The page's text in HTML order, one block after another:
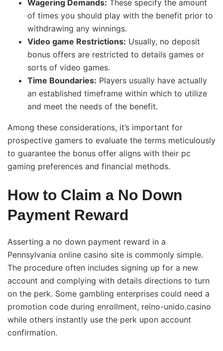
Wagering Demands: These specify the amount
of times you should play with the benefit prior to
withdrawing any winnings.
Video game Restrictions: Usually, no deposit
bonus offers are restricted to details games or
sorts of video games.
Time Boundaries: Players usually have actually
an established timeframe within which to utilize
and meet the needs of the benefit.
Among these considerations, it’s important for
prospective gamers to evaluate the terms meticulously
to guarantee the bonus offer aligns with their pc
gaming preferences and financial methods.
How to Claim a No Down
Payment Reward
Asserting a no down payment reward in a
Pennsylvania online casino site is commonly simple.
The procedure often includes signing up for a new
account and complying with details directions to turn
on the perk. Some gambling enterprises could need a
promotion code during enrollment, reino-unido.casino
while others instantly use the perk upon account
confirmation.